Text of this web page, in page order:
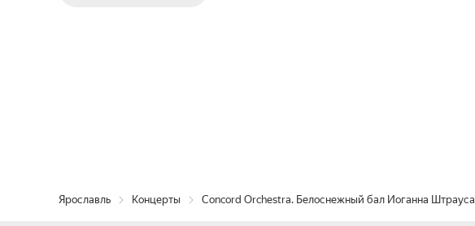
Ярославль Концерты Concord Orchestra. Белоснежный бал Иоганна Штрауса